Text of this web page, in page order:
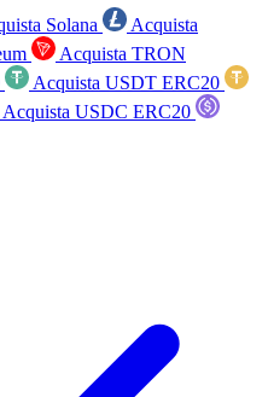
Solana
Acquista
Acquista TRON
Acquista USDT ERC20
Acquista USDC ERC20